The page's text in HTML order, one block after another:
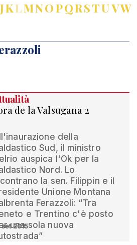
JKLMNOPQRSTUVW
de la Valsugana 2
della
Sud, il ministro
auspica l'Ok per la
Nord. Lo
la sen. Filippin e il
Unione Montana
Ferazzoli: “Tra
e Trentino c'è posto
una sola nuova
set 2015